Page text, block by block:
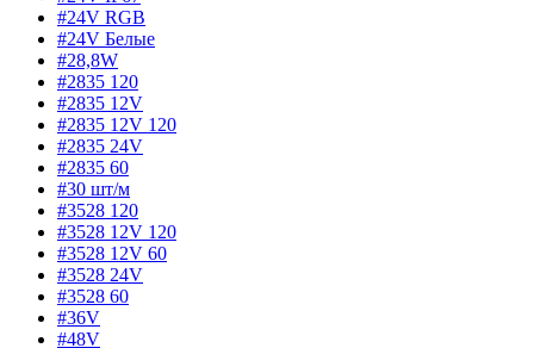
#24V RGB
#24V Белые
#28,8W
#2835 120
#2835 12V
#2835 12V 120
#2835 24V
#2835 60
#30 шт/м
#3528 120
#3528 12V 120
#3528 12V 60
#3528 24V
#3528 60
#36V
#48V